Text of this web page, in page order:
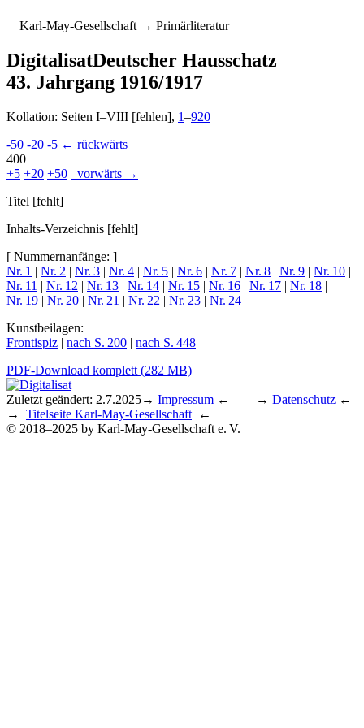
Karl-May-Gesellschaft → Primärliteratur
DigitalisatDeutscher Hausschatz
43. Jahrgang 1916/1917
Kollation: Seiten I–VIII [fehlen], 1–920
-50 -20 -5 ← rückwärts
400
+5 +20 +50
vorwärts →
Titel [fehlt]
Inhalts-Verzeichnis [fehlt]
[ Nummernanfänge: ]
Nr. 1 | Nr. 2 | Nr. 3 | Nr. 4 | Nr. 5 | Nr. 6 | Nr. 7 | Nr. 8 | Nr. 9 | Nr. 10 |
Nr. 11 | Nr. 12 | Nr. 13 | Nr. 14 | Nr. 15 | Nr. 16 | Nr. 17 | Nr. 18 |
Nr. 19 | Nr. 20 | Nr. 21 | Nr. 22 | Nr. 23 | Nr. 24
Kunstbeilagen:
Frontispiz | nach S. 200 | nach S. 448
PDF-Download komplett (282 MB)
Zuletzt geändert: 2.7.2025→ Impressum ← → Datenschutz ←
→ Titelseite Karl-May-Gesellschaft ←
© 2018–2025 by Karl-May-Gesellschaft e. V.